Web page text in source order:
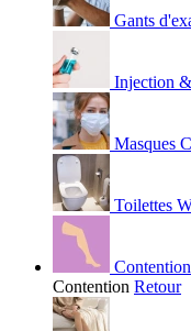
Gants
Injection
Masques
Toilettes
Contention
Contention Retour